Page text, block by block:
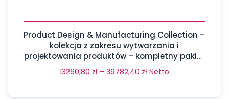
Product Design & Manufacturing Collection –
kolekcja z zakresu wytwarzania i
projektowania produktów – kompletny pakiet
aż 17 programów
13260,80 zł – 39782,40 zł Netto